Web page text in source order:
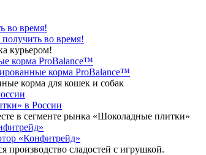
получить во время!
курьером!
корма ProBalance™
корма для кошек и собак
в России
в сегменте рынка «Шоколадные плитки»
«Конфитрейд»
производство сладостей с игрушкой.